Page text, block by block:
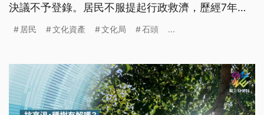
決議不予登錄。居民不服提起行政救濟，歷經7年訴
居民 文化資產 文化局 石頭 ...